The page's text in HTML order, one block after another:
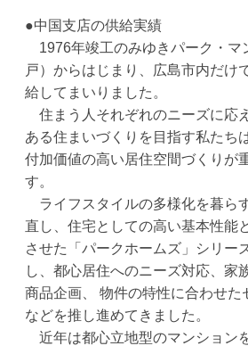
●中国支店の供給実績
1976年竣工のみゆきパーク・マ
戸）からはじまり、広島市内だけ
給してまいりました。
住まう人それぞれのニーズに応
ある住まいづくりを目指す私たち
付加価値の高い居住空間づくりが
す。
ライフスタイルの多様化を暮ら
直し、住宅としての高い基本性能
させた「パークホームズ」シリー
し、都心居住へのニーズ対応、家
商品企画、 物件の特性に合わせた
などを推し進めてきました。
近年は都心立地型のマンション